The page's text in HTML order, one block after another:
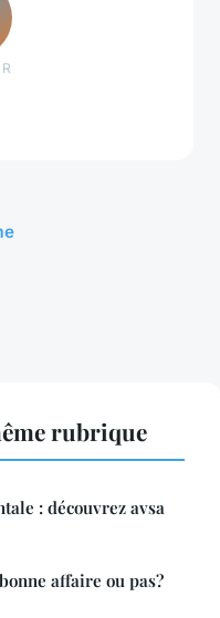
rubrique
: découvrez avsa
affaire ou pas?